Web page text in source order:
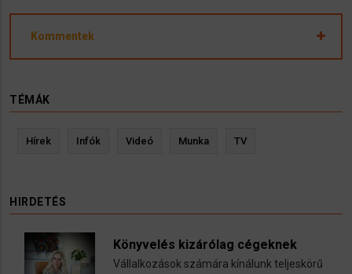
Kommentek
TÉMÁK
Hírek Infók Videó Munka TV
HIRDETÉS
Könyvelés kizárólag cégeknek
Vállalkozások számára kínálunk teljeskörű